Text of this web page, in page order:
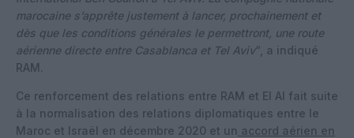
marocaine s’apprête justement à lancer, prochainement et
dès que les conditions générales le permettront, une route
aérienne directe entre Casablanca et Tel Aviv“, a indiqué
RAM.
Ce renforcement des relations entre RAM et El Al fait suite
à la normalisation des relations diplomatiques entre le
Maroc et Israël en décembre 2020 et un accord aérien en